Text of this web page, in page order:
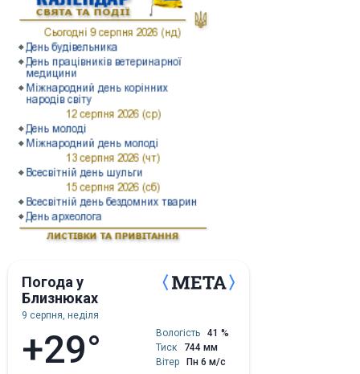
Погода у
Близнюках
9 серпня, неділя
+29° Вологість
41 %
Тиск
744 мм
Вітер
Пн 6 м/с